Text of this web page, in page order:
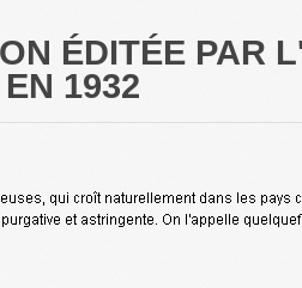
ÉDITÉE PAR
1932